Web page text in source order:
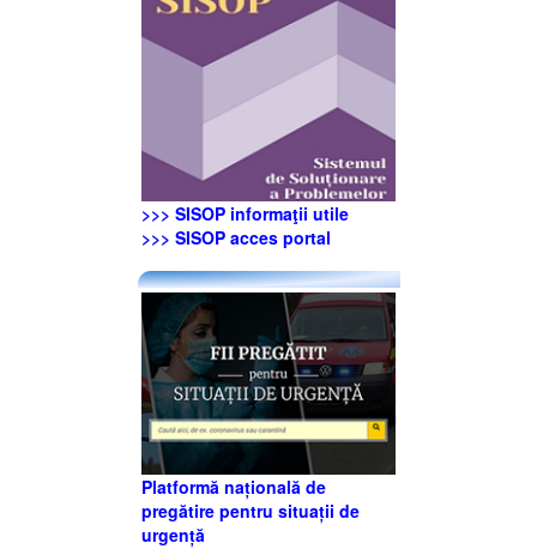
>>> SISOP informaţii utile
>>> SISOP acces portal
Platformă națională de
pregătire pentru situații de
urgență